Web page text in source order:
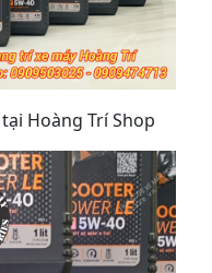
Hoàng Trí Shop